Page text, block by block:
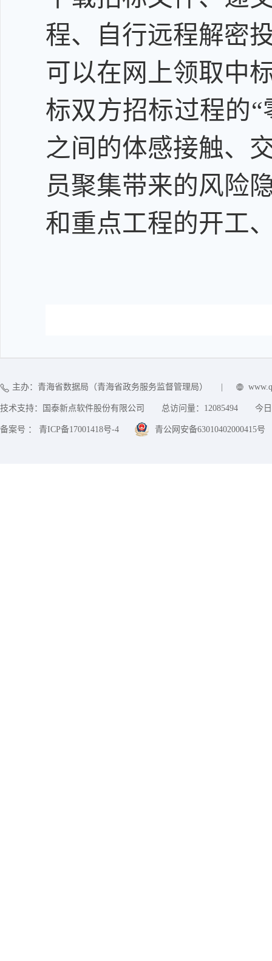
程、自行远程解密
可以在网上领取中
标双方招标过程的“
之间的体感接触、
员聚集带来的风险
和重点工程的开工
主办：青海省数据局（青海省政务服务监督管理局）
技术支持：国泰新点软件股份有限公司 总访问量： 12085494 今
备案号 ： 青ICP备17001418号-4 青公网安备63010402000415号